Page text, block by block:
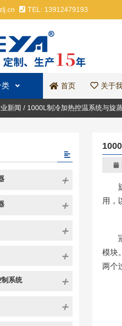
TEL: 13912479193
首页 关于
新闻 / 1000L制冷加热控温系统与旋
用，
模块
两个
系统